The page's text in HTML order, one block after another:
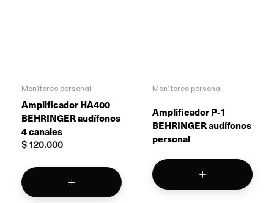
Monitoreo personal
Amplificador HA400
BEHRINGER audífonos
4 canales
$ 120.000
Monitoreo personal
Amplificador P-1
BEHRINGER audífonos
personal